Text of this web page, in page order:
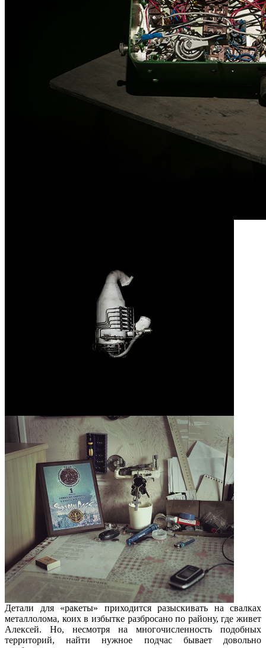
Детали для «ракеты» приходится разыскивать на свалках
металлолома, коих в избытке разбросано по району, где живет
Алексей. Но, несмотря на многочисленность подобных
территорий, найти нужное подчас бывает довольно